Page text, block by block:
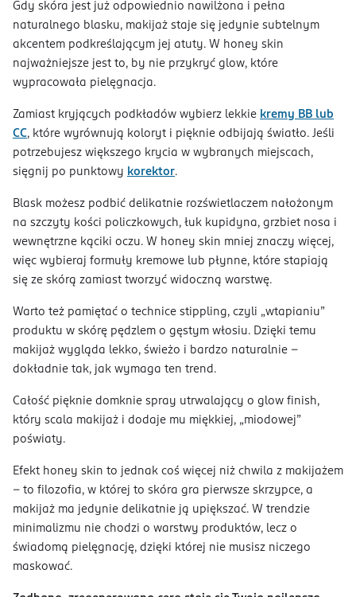
Gdy skóra jest już odpowiednio nawilżona i pełna
naturalnego blasku, makijaż staje się jedynie subtelnym
akcentem podkreślającym jej atuty. W honey skin
najważniejsze jest to, by nie przykryć glow, które
wypracowała pielęgnacja.
Zamiast kryjących podkładów wybierz lekkie kremy BB lub
CC, które wyrównują koloryt i pięknie odbijają światło. Jeśli
potrzebujesz większego krycia w wybranych miejscach,
sięgnij po punktowy korektor.
Blask możesz podbić delikatnie rozświetlaczem nałożonym
na szczyty kości policzkowych, łuk kupidyna, grzbiet nosa i
wewnętrzne kąciki oczu. W honey skin mniej znaczy więcej,
więc wybieraj formuły kremowe lub płynne, które stapiają
się ze skórą zamiast tworzyć widoczną warstwę.
Warto też pamiętać o technice stippling, czyli „wtapianiu”
produktu w skórę pędzlem o gęstym włosiu. Dzięki temu
makijaż wygląda lekko, świeżo i bardzo naturalnie –
dokładnie tak, jak wymaga ten trend.
Całość pięknie domknie spray utrwalający o glow finish,
który scala makijaż i dodaje mu miękkiej, „miodowej”
poświaty.
Efekt honey skin to jednak coś więcej niż chwila z makijażem
– to filozofia, w której to skóra gra pierwsze skrzypce, a
makijaż ma jedynie delikatnie ją upiększać. W trendzie
minimalizmu nie chodzi o warstwy produktów, lecz o
świadomą pielęgnację, dzięki której nie musisz niczego
maskować.